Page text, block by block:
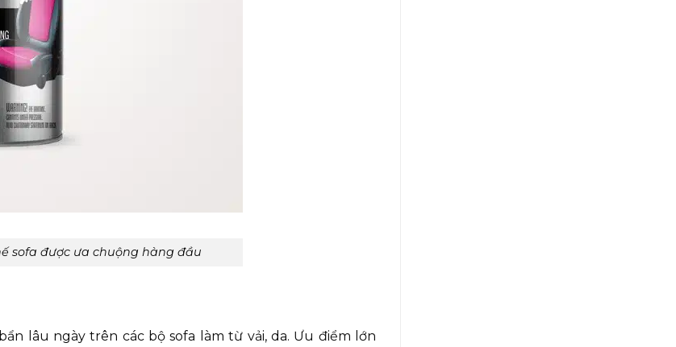
sofa được ưa chuộng hàng đầu
lâu ngày trên các bộ sofa làm từ vải, da. Ưu điểm lớn